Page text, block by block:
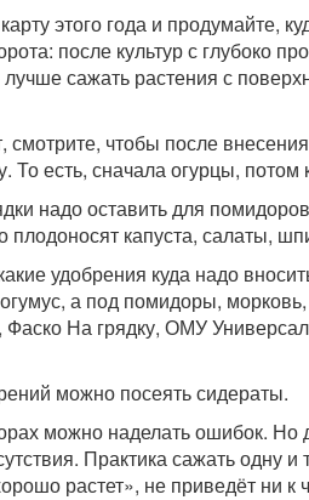
этого года и продумайте,
после культур с глубоко
сажать растения с
смотрите, чтобы после
То есть, сначала огурцы,
надо оставить для
плодоносят капуста, салаты,
удобрения куда надо
а под помидоры,
Фаско На грядку, ОМУ
можно посеять сидераты.
можно наделать ошибок.
Практика сажать одну и
растет», не приведёт ни